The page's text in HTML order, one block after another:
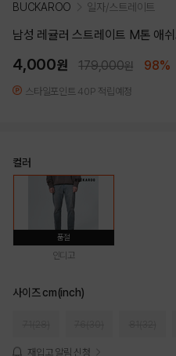
BUCKAROO 일자/스트레이트
남성 레귤러 스트레이트 M톤 애
4,000원 179,000원 98%
스타일포인트 40P 적립예정
컬러
품절
인디고
사이즈 cm(inch)
재입고 알림 신청